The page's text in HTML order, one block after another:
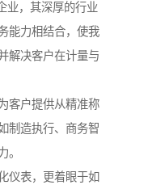
业，其深厚的行业
能力相结合，使我
解决客户在计量与
客户提供从精准称
制造执行、商务智
。
仪表，更着眼于如